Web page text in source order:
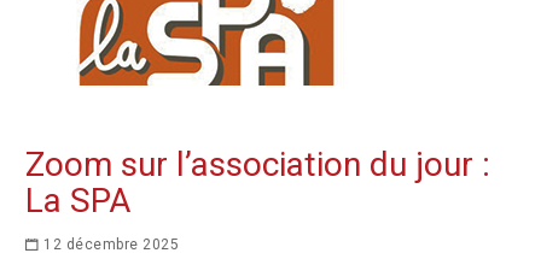
Zoom sur l’association du jour :
La SPA
12 décembre 2025